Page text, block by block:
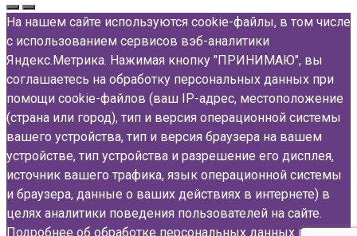
На нашем сайте используются cookie-файлы, в том числе
с использованием сервисов вэб-аналитики
Яндекс.Метрика. Нажимая кнопку "ПРИНИМАЮ", вы
соглашаетесь на обработку персональных данных при
помощи cookie-файлов (ваш IP-адрес, местоположение
(страна или город), тип и версия операционной системы
вашего устройства, тип и версия браузера на вашем
устройстве, тип устройства и разрешение его дисплея,
источник вашего трафика, язык операционной системы
и браузера, данные о ваших действиях в интернете) в
целях аналитики поведения пользователей на сайте.
Подробнее об обработке персональных данных вы